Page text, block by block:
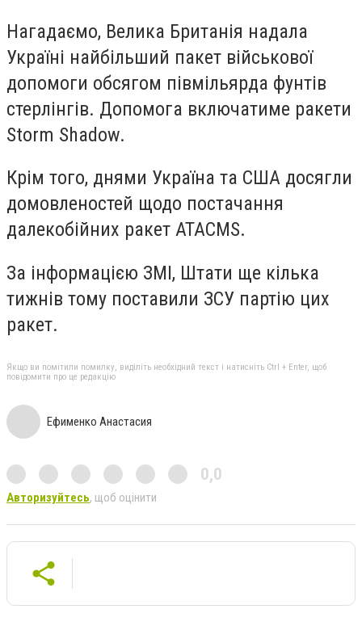
Нагадаємо, Велика Британія надала
Україні найбільший пакет військової
допомоги обсягом півмільярда фунтів
стерлінгів. Допомога включатиме ракети
Storm Shadow.
Крім того, днями Україна та США досягли
домовленостей щодо постачання
далекобійних ракет ATACMS.
За інформацією ЗМІ, Штати ще кілька
тижнів тому поставили ЗСУ партію цих
ракет.
Якщо ви помітили помилку, виділіть необхідний текст і натисніть Ctrl + Enter, щоб
повідомити про це редакцію
Ефименко Анастасия
0,0
Авторизуйтесь, щоб оцінити